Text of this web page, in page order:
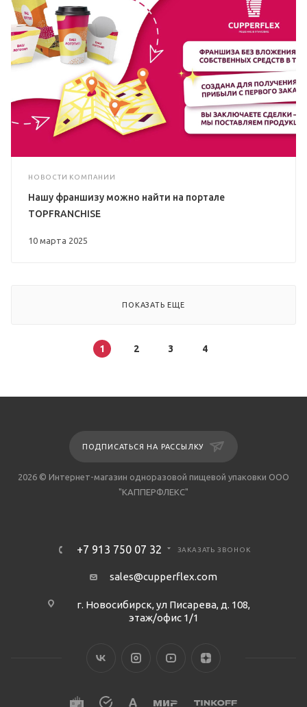
НОВОСТИ КОМПАНИИ
10 марта 2025
Нашу франшизу можно найти на портале
TOPFRANCHISE
ПОКАЗАТЬ ЕЩЕ
1 2 3 4
ПОДПИСАТЬСЯ НА РАССЫЛКУ
2026 © Интернет-магазин одноразовой пищевой упаковки ООО
"КАППЕРФЛЕКС"
+7 913 750 07 32 ЗАКАЗАТЬ ЗВОНОК
sales@cupperflex.com
г. Новосибирск, ул Писарева, д. 108,
этаж/офис 1/1